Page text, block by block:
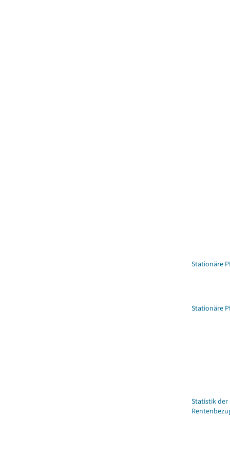
Stationäre
Stationäre
Statistik der